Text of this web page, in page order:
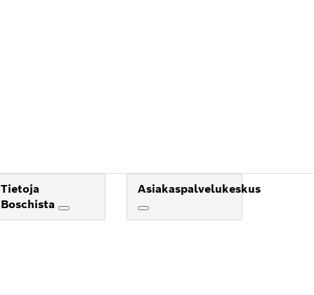
Tietoja
Boschista
Asiakaspalvelukeskus